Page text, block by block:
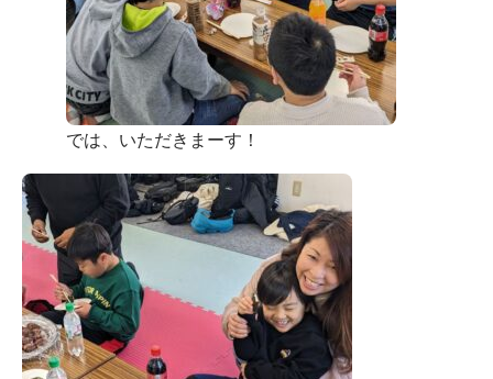
では、いただきまーす！